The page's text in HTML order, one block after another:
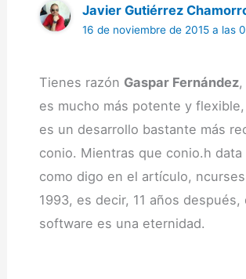
Javier Gutiérrez
16 de noviembre de 2015 a las
Tienes razón Gaspar Fernández,
es mucho más potente y
es un desarrollo bastante más
conio. Mientras que conio.h data
como digo en el artículo,
1993, es decir, 11 años después,
software es una eternidad.